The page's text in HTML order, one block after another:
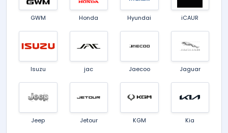
GWM Honda Hyundai iCAUR
Isuzu jac Jaecoo Jaguar
Jeep Jetour KGM Kia